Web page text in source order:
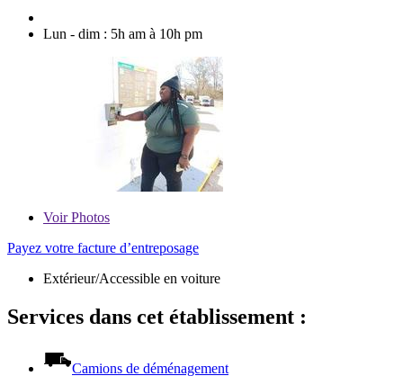
Lun - dim : 5h am à 10h pm
VoirPhotos
Payez votre facture d’entreposage
Extérieur/Accessible en voiture
Services dans cet établissement :
Camions de déménagement